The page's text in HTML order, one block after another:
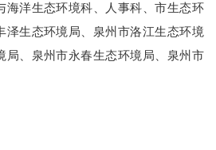
海洋生态环境科、人事科、市生态环
泽生态环境局、泉州市洛江生态环境
局
泉州市永春生态环境局、泉州市